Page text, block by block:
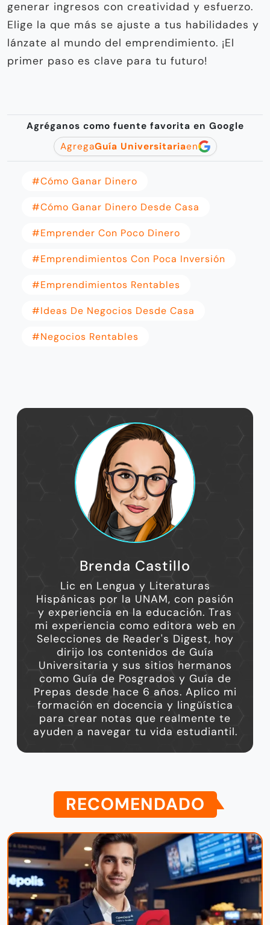
generar ingresos con creatividad y esfuerzo.
Elige la que más se ajuste a tus habilidades y
lánzate al mundo del emprendimiento. ¡El
primer paso es clave para tu futuro!
Agréganos como fuente favorita en Google
AgregaGuía Universitariaen
#Cómo Ganar Dinero
#Cómo Ganar Dinero Desde Casa
#emprender Con Poco Dinero
#Emprendimientos Con Poca Inversión
#emprendimientos Rentables
#Ideas De Negocios Desde Casa
#negocios Rentables
Brenda Castillo
Lic en Lengua y Literaturas
Hispánicas por la UNAM, con pasión
y experiencia en la educación. Tras
mi experiencia como editora web en
Selecciones de Reader's Digest, hoy
dirijo los contenidos de Guía
Universitaria y sus sitios hermanos
como Guía de Posgrados y Guía de
Prepas desde hace 6 años. Aplico mi
formación en docencia y lingüística
para crear notas que realmente te
ayuden a navegar tu vida estudiantil.
RECOMENDADO